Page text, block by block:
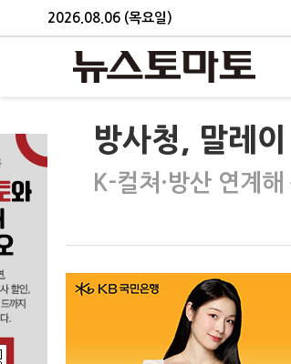
2026.08.06 (목요일)
방사청, 말레
K-컬쳐·방산 연계